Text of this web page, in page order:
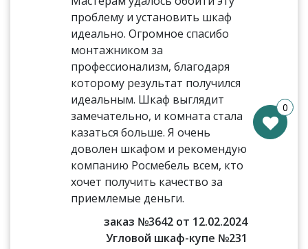
проблему и установить шкаф
идеально. Огромное спасибо
монтажником за
профессионализм, благодаря
которому результат получился
идеальным. Шкаф выглядит
замечательно, и комната стала
казаться больше. Я очень
доволен шкафом и рекомендую
компанию Росмебель всем, кто
хочет получить качество за
приемлемые деньги.
заказ №3642 от 12.02.2024
Угловой шкаф-купе №231
0